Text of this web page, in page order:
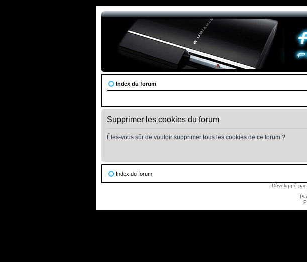
Index du forum
Supprimer les cookies du forum
Êtes-vous sûr de vouloir supprimer tous les cookies de ce forum ?
Index du forum
Développé par